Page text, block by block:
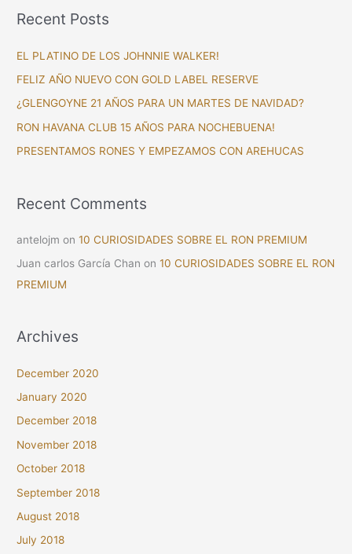
r
o
r
:
Recent Posts
EL PLATINO DE LOS JOHNNIE WALKER!
FELIZ AÑO NUEVO CON GOLD LABEL RESERVE
¿GLENGOYNE 21 AÑOS PARA UN MARTES DE NAVIDAD?
RON HAVANA CLUB 15 AÑOS PARA NOCHEBUENA!
PRESENTAMOS RONES Y EMPEZAMOS CON AREHUCAS
Recent Comments
antelojm on10 CURIOSIDADES SOBRE EL RON PREMIUM
Juan carlos García Chan on10 CURIOSIDADES SOBRE EL RON
PREMIUM
Archives
December 2020
January 2020
December 2018
November 2018
October 2018
September 2018
August 2018
July 2018